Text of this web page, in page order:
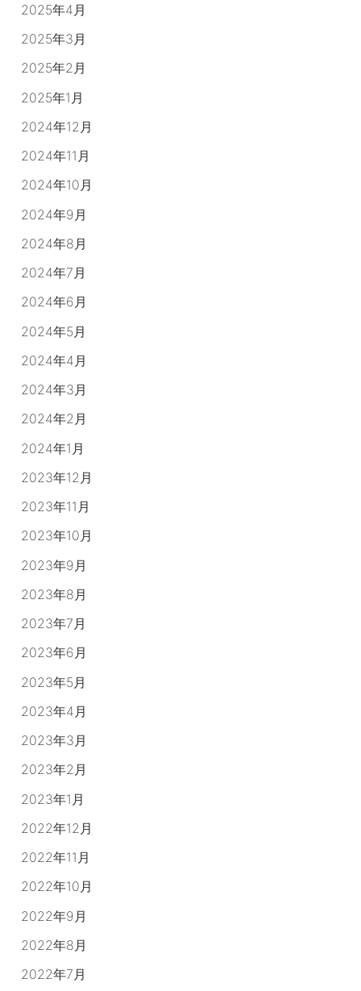
2025年4月
2025年3月
2025年2月
2025年1月
2024年12月
2024年11月
2024年10月
2024年9月
2024年8月
2024年7月
2024年6月
2024年5月
2024年4月
2024年3月
2024年2月
2024年1月
2023年12月
2023年11月
2023年10月
2023年9月
2023年8月
2023年7月
2023年6月
2023年5月
2023年4月
2023年3月
2023年2月
2023年1月
2022年12月
2022年11月
2022年10月
2022年9月
2022年8月
2022年7月